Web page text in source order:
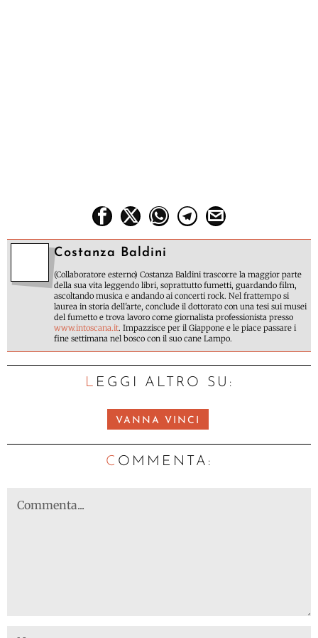
Costanza Baldini
(Collaboratore esterno) Costanza Baldini trascorre la maggior parte
della sua vita leggendo libri, soprattutto fumetti, guardando film,
ascoltando musica e andando ai concerti rock. Nel frattempo si
laurea in storia dell'arte, conclude il dottorato con una tesi sui musei
del fumetto e trova lavoro come giornalista professionista presso
www.intoscana.it. Impazzisce per il Giappone e le piace passare i
fine settimana nel bosco con il suo cane Lampo.
LEGGI ALTRO SU:
VANNA VINCI
C OMMENTA: